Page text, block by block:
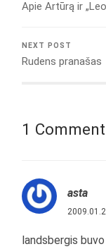
Apie Artūrą ir
NEXT POST
Rudens pranašas
1 Comment
asta
landsbergis